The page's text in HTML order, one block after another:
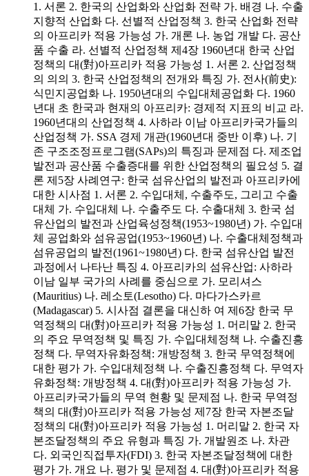
1. 서론 2. 한국의 산업화와 산업화 전략 가. 배경 나. 수출
지향적 산업화 다. 선별적 산업정책 3. 한국 산업화 전략
의 아프리카 적용 가능성 가. 개론 나. 농업 개발 다. 공산
품 수출 라. 선별적 산업정책 제4장 1960년대 한국 산업
정책의 대(對)아프리카 적용 가능성 1. 서론 2. 산업정책
의 의의 3. 한국 산업정책의 전개와 특징 가. 전사(前史):
식민지공업화 나. 1950년대의 수입대체공업화 다. 1960
년대 초 한국과 현재의 아프리카: 경제적 지표의 비교 라.
1960년대의 산업정책 4. 사하라 이남 아프리카국가들의
산업정책 가. SSA 경제 개관(1960년대 중반 이후) 나. 기
존 구조조정프로그램(SAPs)의 특징과 문제점 다. 제조업
발전과 공산품 수출증대를 위한 산업정책의 필요성 5. 결
론 제5장 사례연구: 한국 섬유산업의 발전과 아프리카에
대한 시사점 1. 서론 2. 수입대체, 수출주도, 그리고 수출
대체 가. 수입대체 나. 수출주도 다. 수출대체 3. 한국 섬
유산업의 발전과 산업육성정책(1953~1980년) 가. 수입대
체 공업화와 섬유공업(1953~1960년) 나. 수출대체정책과
섬유공업의 발전(1961~1980년) 다. 한국 섬유산업 발전
과정에서 나타난 특징 4. 아프리카의 섬유산업: 사하라
이남 일부 국가의 사례를 중심으로 가. 모리셔스
(Mauritius) 나. 레소토(Lesotho) 다. 마다가스카르
(Madagascar) 5. 시사점 결론을 대신하 여 제6장 한국 무
역정책의 대(對)아프리카 적용 가능성 1. 머리말 2. 한국
의 주요 무역정책 및 특징 가. 수입대체정책 나. 수출진흥
정책 다. 무역자유화정책: 개방정책 3. 한국 무역정책에
대한 평가 가. 수입대체정책 나. 수출진흥정책 다. 무역자
유화정책: 개방정책 4. 대(對)아프리카 적용 가능성 가.
아프리카국가들의 무역 현황 및 문제점 나. 한국 무역정
책의 대(對)아프리카 적용 가능성 제7장 한국 자본조달
정책의 대(對)아프리카 적용 가능성 1. 머리말 2. 한국 자
본조달정책의 주요 유형과 특징 가. 개발원조 나. 차관
다. 외국인직접투자(FDI) 3. 한국 자본조달정책에 대한
평가 가. 개요 나. 평가 및 문제점 4. 대(對)아프리카 적용